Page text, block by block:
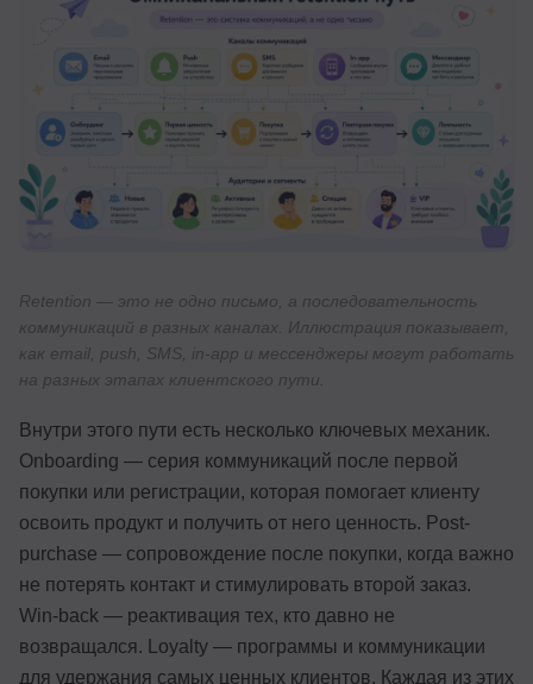
Retention — это не одно письмо, а последовательность
коммуникаций в разных каналах. Иллюстрация показывает,
как email, push, SMS, in-app и мессенджеры могут работать
на разных этапах клиентского пути.
Внутри этого пути есть несколько ключевых механик.
Onboarding — серия коммуникаций после первой
покупки или регистрации, которая помогает клиенту
освоить продукт и получить от него ценность. Post-
purchase — сопровождение после покупки, когда важно
не потерять контакт и стимулировать второй заказ.
Win-back — реактивация тех, кто давно не
возвращался. Loyalty — программы и коммуникации
для удержания самых ценных клиентов. Каждая из этих